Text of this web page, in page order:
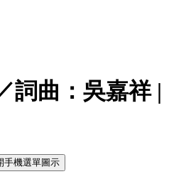
詞曲：吳嘉祥 |